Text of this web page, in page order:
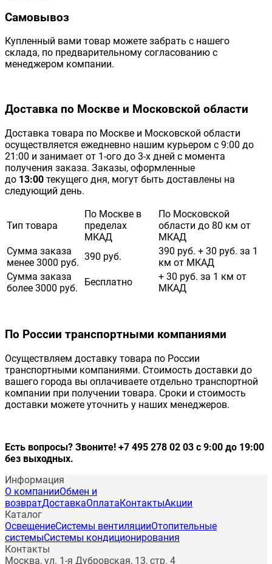
Самовывоз
Купленный вами товар можете забрать с нашего
склада, по предварительному согласованию с
менеджером компании.
Доставка по Москве и Московской области
Доставка товара по Москве и Московской области
осуществляется ежедневно нашим курьером с 9:00 до
21:00 и занимает от 1-ого до 3-х дней с момента
получения заказа. Заказы, оформленные
до 13:00 текущего дня, могут быть доставлены на
следующий день.
Тип товара
По Москве в
пределах
МКАД
По Московской
области до 80 км от
МКАД
Сумма заказа
менее 3000 руб.
390 руб.
390 руб. + 30 руб. за 1
км от МКАД
Сумма заказа
более 3000 руб.
Бесплатно
+ 30 руб. за 1 км от
МКАД
По России транспортными компаниями
Осуществляем доставку товара по России
транспортными компаниями. Стоимость доставки до
вашего города вы оплачиваете отдельно транспортной
компании при получении товара. Сроки и стоимость
доставки можете уточнить у наших менеджеров.
Есть вопросы? Звоните! +7 495 278 02 03 с 9:00 до 19:00
без выходных.
Информация
О компанииОбмен и
возвратДоставкаОплата КонтактыАкции
Каталог
ОсвещениеСистемы вентиляцииОтопительные
системыСистемы кондиционирования
Контакты
Москва, ул. 1-я Дубровская, 13, стр. 4